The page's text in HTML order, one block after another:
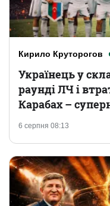
Кирило Круторогов
6 серпня 08:13
Українець у
раунді ЛЧ і
Карабах –